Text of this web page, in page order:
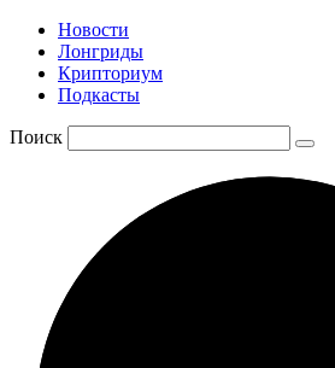
Новости
Лонгриды
Крипториум
Подкасты
Поиск